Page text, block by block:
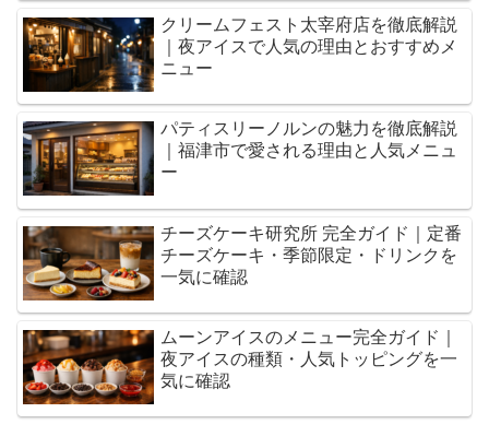
クリームフェスト太宰府店を徹底解説
｜夜アイスで人気の理由とおすすめメ
ニュー
パティスリーノルンの魅力を徹底解説
｜福津市で愛される理由と人気メニュ
ー
チーズケーキ研究所 完全ガイド｜定番
チーズケーキ・季節限定・ドリンクを
一気に確認
ムーンアイスのメニュー完全ガイド｜
夜アイスの種類・人気トッピングを一
気に確認